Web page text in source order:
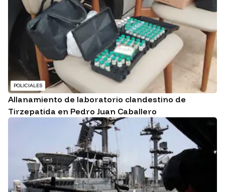
POLICIALES
Allanamiento de laboratorio clandestino de
Tirzepatida en Pedro Juan Caballero